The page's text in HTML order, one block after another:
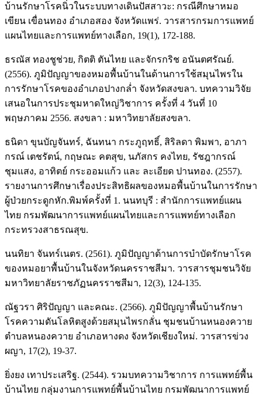
บ้านรักษาโรคนิ่วในระบบทางเดินปัสสาวะ: กรณีศึกษาหมอ
เขียน เขื่อนทอง อำเภอสอง จังหวัดแพร่. วารสารกรมการแพทย์
แผนไทยและการแพทย์ทางเลือก, 19(1), 172-188.
ธรณัส ทองชูช่วย, กิตติ ตันไทย และจักรกริช อนันตศรัณย์.
(2556). ภูมิปัญญาของหมอพื้นบ้านในด้านการใช้สมุนไพรใน
การรักษาโรคของอำเภอปางกล่ำ จังหวัดสงขลา. บทความวิจัย
เสนอในการประชุมหาดใหญ่วิชาการ ครั้งที่ 4 วันที่ 10
พฤษภาคม 2556. สงขลา : มหาวิทยาลัยสงขลา.
ธนิดา ขุนบัญจันทร์, ฉันทนา กระภูฤทธิ์, สิริลดา พิมพา, อาภา
กรณ์ เตชรัตน์, กฤษณะ คตสุข, นภัสกร คงไทย, รัชฎากรณ์
ชุมแสง, อาทิตย์ กระออมแก้ว และ ละเอียด ปานทอง. (2557).
รายงานการศึกษาเรื่องประสิทธิผลของหมอพื้นบ้านในการรักษา
ผู้ป่วยกระดูกหัก.พิมพ์ครั้งที่ 1. นนทบุรี : สำนักการแพทย์แผน
ไทย กรมพัฒนาการแพทย์แผนไทยและการแพทย์ทางเลือก
กระทรวงสาธรณสุข.
นนทิยา จันทร์เนตร. (2561). ภูมิปัญญาด้านการบำบัดรักษาโรค
ของหมอยาพื้นบ้านในจังหวัดนครราชสีมา. วารสารชุมชนวิจัย
มหาวิทยาลัยราชภัฏนครราชสีมา, 12(3), 124-135.
ณัฐวรา ศิริปัญญา และคณะ. (2566). ภูมิปัญญาพื้นบ้านรักษา
โรคความดันโลหิตสูงด้วยสมุนไพรกลั่น ชุมชนบ้านหนองควาย
ตำบลหนองควาย อำเภอหางดง จังหวัดเชียงใหม่. วารสารข่วง
ผญา, 17(2), 19-37.
ยิ่งยง เทาประเสริฐ. (2544). รวมบทความวิชาการ การแพทย์พื้น
บ้านไทย กลุ่มงานการแพทย์พื้นบ้านไทย กรมพัฒนาการแพทย์